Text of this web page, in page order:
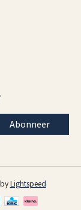
Abonneer
Lightspeed